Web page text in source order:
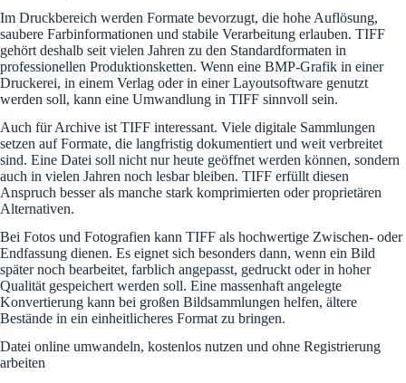
Im Druckbereich werden Formate bevorzugt, die hohe Auflösung,
saubere Farbinformationen und stabile Verarbeitung erlauben. TIFF
gehört deshalb seit vielen Jahren zu den Standardformaten in
professionellen Produktionsketten. Wenn eine BMP-Grafik in einer
Druckerei, in einem Verlag oder in einer Layoutsoftware genutzt
werden soll, kann eine Umwandlung in TIFF sinnvoll sein.
Auch für Archive ist TIFF interessant. Viele digitale Sammlungen
setzen auf Formate, die langfristig dokumentiert und weit verbreitet
sind. Eine Datei soll nicht nur heute geöffnet werden können, sondern
auch in vielen Jahren noch lesbar bleiben. TIFF erfüllt diesen
Anspruch besser als manche stark komprimierten oder proprietären
Alternativen.
Bei Fotos und Fotografien kann TIFF als hochwertige Zwischen- oder
Endfassung dienen. Es eignet sich besonders dann, wenn ein Bild
später noch bearbeitet, farblich angepasst, gedruckt oder in hoher
Qualität gespeichert werden soll. Eine massenhaft angelegte
Konvertierung kann bei großen Bildsammlungen helfen, ältere
Bestände in ein einheitlicheres Format zu bringen.
Datei online umwandeln, kostenlos nutzen und ohne Registrierung
arbeiten